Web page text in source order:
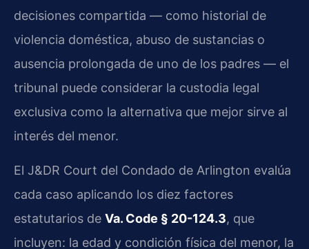
decisiones compartida — como historial de
violencia doméstica, abuso de sustancias o
ausencia prolongada de uno de los padres — el
tribunal puede considerar la custodia legal
exclusiva como la alternativa que mejor sirve al
interés del menor.
El J&DR Court del Condado de Arlington evalúa
cada caso aplicando los diez factores
estatutarios de Va. Code § 20-124.3, que
incluyen: la edad y condición física del menor, la